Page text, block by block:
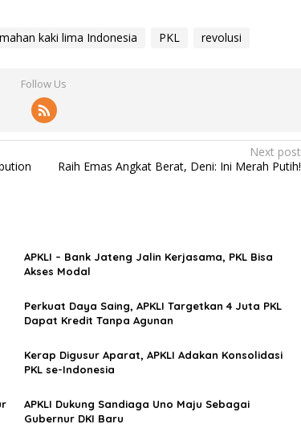
kaki lima Indonesia PKL revolusi
Follow Us
Next post
Raih Emas Angkat Berat, Deni: Ini Merah Putih!
APKLI – Bank Jateng Jalin Kerjasama, PKL Bisa
Akses Modal
Perkuat Daya Saing, APKLI Targetkan 4 Juta PKL
Dapat Kredit Tanpa Agunan
Kerap Digusur Aparat, APKLI Adakan Konsolidasi
PKL se-Indonesia
APKLI Dukung Sandiaga Uno Maju Sebagai
Gubernur DKI Baru